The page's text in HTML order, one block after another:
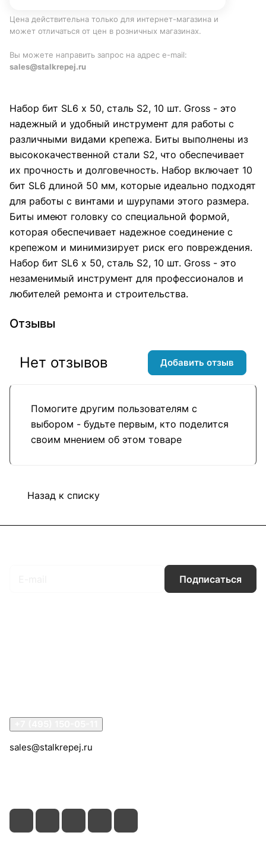
Цена действительна только для интернет-магазина и
может отличаться от цен в розничных магазинах.
Вы можете направить запрос на адрес e-mail:
sales@stalkrepej.ru
Набор бит SL6 х 50, сталь S2, 10 шт. Gross - это
надежный и удобный инструмент для работы с
различными видами крепежа. Биты выполнены из
высококачественной стали S2, что обеспечивает
их прочность и долговечность. Набор включает 10
бит SL6 длиной 50 мм, которые идеально подходят
для работы с винтами и шурупами этого размера.
Биты имеют головку со специальной формой,
которая обеспечивает надежное соединение с
крепежом и минимизирует риск его повреждения.
Набор бит SL6 х 50, сталь S2, 10 шт. Gross - это
незаменимый инструмент для профессионалов и
любителей ремонта и строительства.
Отзывы
Помогите другим пользователям с
выбором - будьте первым, кто поделится
своим мнением об этом товаре
Нет отзывов Добавить отзыв
Назад к списку
Подписаться
sales@stalkrepej.ru